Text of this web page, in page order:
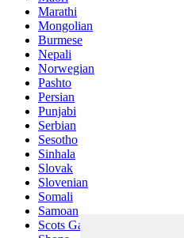
Marathi
Mongolian
Burmese
Nepali
Norwegian
Pashto
Persian
Punjabi
Serbian
Sesotho
Sinhala
Slovak
Slovenian
Somali
Samoan
Scots Gaelic